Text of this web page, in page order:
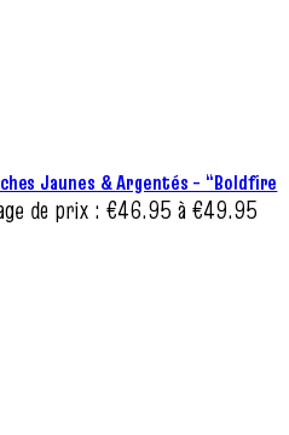
Jaunes & Argentés – “Boldfire
de prix : €46.95 à €49.95